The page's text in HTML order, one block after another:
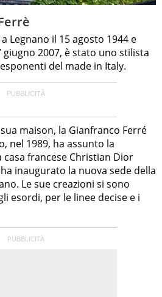
Legnano il 15 agosto 1944 e
2007, è stato uno stilista
del made in Italy.
maison, la Gianfranco Ferré
nel 1989, ha assunto la
francese Christian Dior
inaugurato la nuova sede della
Le sue creazioni si sono
esordi, per le linee decise e i